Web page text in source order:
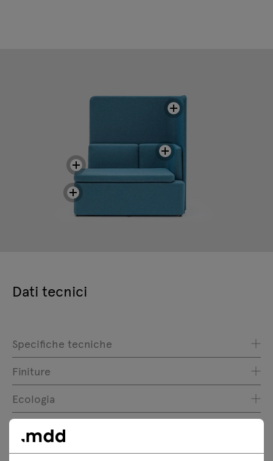
Dati tecnici
Specifiche tecniche
Finiture
Ecologia
Download